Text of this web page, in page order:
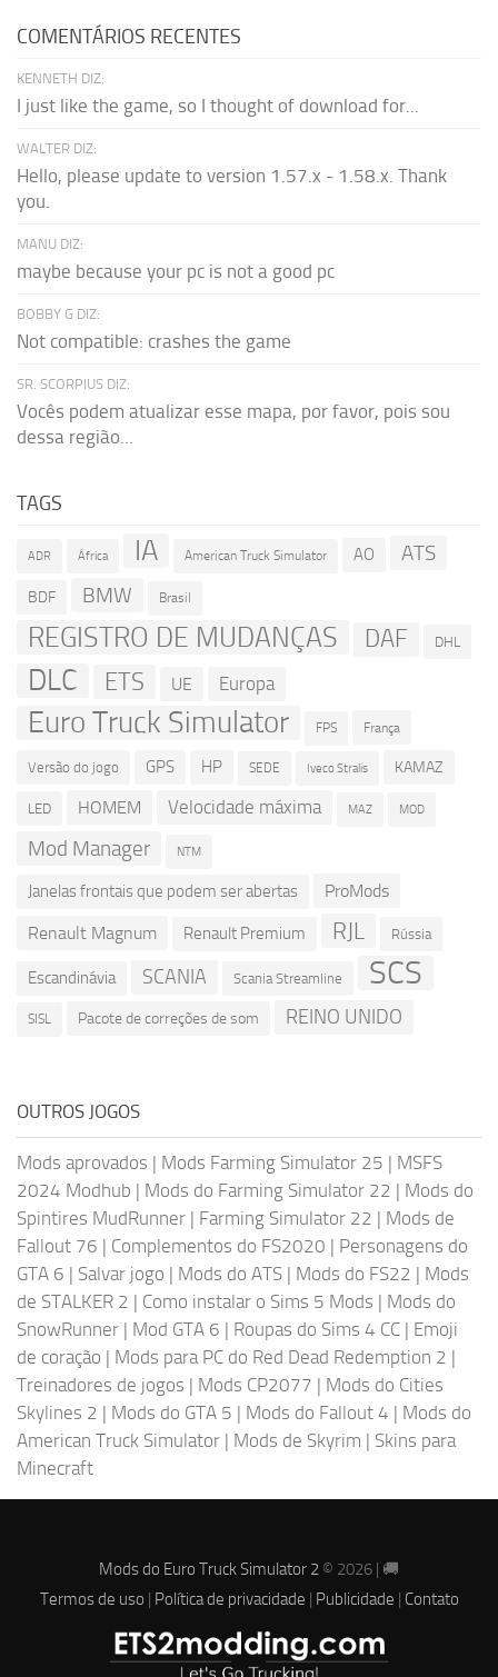
COMENTÁRIOS RECENTES
KENNETH DIZ:
I just like the game, so I thought of download for...
WALTER DIZ:
Hello, please update to version 1.57.x - 1.58.x. Thank
you.
MANU DIZ:
maybe because your pc is not a good pc
BOBBY G DIZ:
Not compatible: crashes the game
SR. SCORPIUS DIZ:
Vocês podem atualizar esse mapa, por favor, pois sou
dessa região...
TAGS
ADR África IA American Truck Simulator AO ATS
BDF BMW Brasil
REGISTRO DE MUDANÇAS DAF DHL
DLC ETS UE Europa
Euro Truck Simulator FPS França
Versão do jogo GPS HP SEDE Iveco Stralis KAMAZ
LED HOMEM Velocidade máxima MAZ MOD
Mod Manager NTM
Janelas frontais que podem ser abertas
ProMods
Renault Magnum
Renault Premium RJL Rússia
Escandinávia SCANIA Scania Streamline SCS
SISL Pacote de correções de som REINO UNIDO
OUTROS JOGOS
Mods aprovados | Mods Farming Simulator 25 | MSFS
2024 Modhub | Mods do Farming Simulator 22 | Mods do
Spintires MudRunner | Farming Simulator 22 | Mods de
Fallout 76 | Complementos do FS2020 | Personagens do
GTA 6 | Salvar jogo | Mods do ATS | Mods do FS22 | Mods
de STALKER 2 | Como instalar o Sims 5 Mods | Mods do
SnowRunner | Mod GTA 6 | Roupas do Sims 4 CC | Emoji
de coração | Mods para PC do Red Dead Redemption 2 |
Treinadores de jogos | Mods CP2077 | Mods do Cities
Skylines 2 | Mods do GTA 5 | Mods do Fallout 4 | Mods do
American Truck Simulator | Mods de Skyrim | Skins para
Minecraft
Mods do Euro Truck Simulator 2 © 2026 | 🚚
Termos de uso | Política de privacidade | Publicidade | Contato